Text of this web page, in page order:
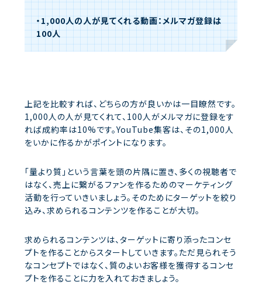
・1,000人の人が見てくれる動画：メルマガ登録は
100人
上記を比較すれば、どちらの方が良いかは一目瞭然です。
1,000人の人が見てくれて、100人がメルマガに登録をす
れば成約率は10%です。YouTube集客は、その1,000人
をいかに作るかがポイントになります。
「量より質」という言葉を頭の片隅に置き、多くの視聴者で
はなく、売上に繋がるファンを作るためのマーケティング
活動を行っていきいましょう。そのためにターゲットを絞り
込み、求められるコンテンツを作ることが大切。
求められるコンテンツは、ターゲットに寄り添ったコンセ
プトを作ることからスタートしていきます。ただ見られそう
なコンセプトではなく、質のよいお客様を獲得するコンセ
プトを作ることに力を入れておきましょう。